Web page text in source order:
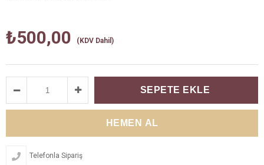
₺500,00 (KDV Dahil)
Telefonla Sipariş